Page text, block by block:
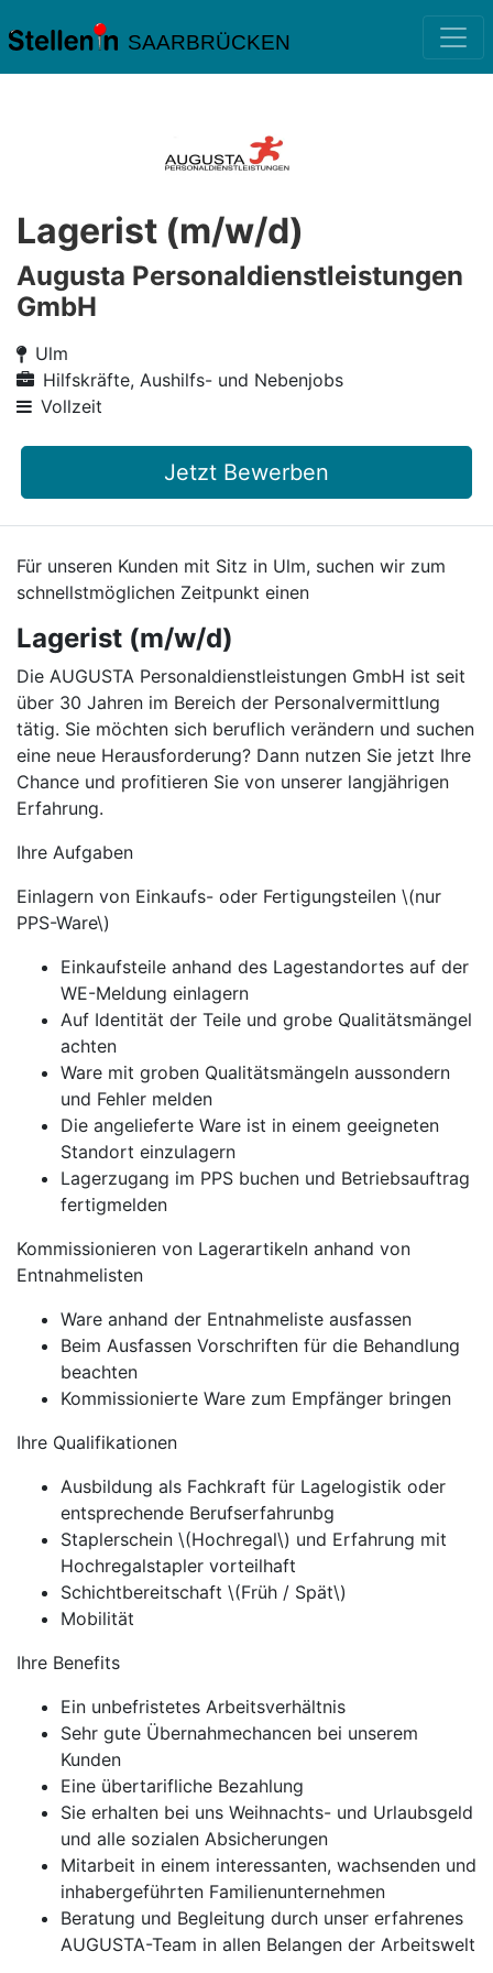
SAARBRÜCKEN
Lagerist (m/w/d)
Augusta Personaldienstleistungen
GmbH
Ulm
Hilfskräfte, Aushilfs- und Nebenjobs
Vollzeit
Jetzt Bewerben
Für unseren Kunden mit Sitz in Ulm, suchen wir zum
schnellstmöglichen Zeitpunkt einen
Lagerist (m/w/d)
Die AUGUSTA Personaldienstleistungen GmbH ist seit
über 30 Jahren im Bereich der Personalvermittlung
tätig. Sie möchten sich beruflich verändern und suchen
eine neue Herausforderung? Dann nutzen Sie jetzt Ihre
Chance und profitieren Sie von unserer langjährigen
Erfahrung.
Ihre Aufgaben
Einlagern von Einkaufs- oder Fertigungsteilen \(nur
PPS-Ware\)
Einkaufsteile anhand des Lagestandortes auf der
WE-Meldung einlagern
Auf Identität der Teile und grobe Qualitätsmängel
achten
Ware mit groben Qualitätsmängeln aussondern
und Fehler melden
Die angelieferte Ware ist in einem geeigneten
Standort einzulagern
Lagerzugang im PPS buchen und Betriebsauftrag
fertigmelden
Kommissionieren von Lagerartikeln anhand von
Entnahmelisten
Ware anhand der Entnahmeliste ausfassen
Beim Ausfassen Vorschriften für die Behandlung
beachten
Kommissionierte Ware zum Empfänger bringen
Ihre Qualifikationen
Ausbildung als Fachkraft für Lagelogistik oder
entsprechende Berufserfahrunbg
Staplerschein \(Hochregal\) und Erfahrung mit
Hochregalstapler vorteilhaft
Schichtbereitschaft \(Früh / Spät\)
Mobilität
Ihre Benefits
Ein unbefristetes Arbeitsverhältnis
Sehr gute Übernahmechancen bei unserem
Kunden
Eine übertarifliche Bezahlung
Sie erhalten bei uns Weihnachts- und Urlaubsgeld
und alle sozialen Absicherungen
Mitarbeit in einem interessanten, wachsenden und
inhabergeführten Familienunternehmen
Beratung und Begleitung durch unser erfahrenes
AUGUSTA-Team in allen Belangen der Arbeitswelt